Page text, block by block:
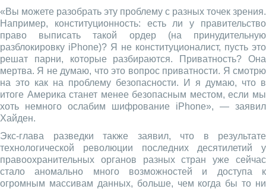
«Вы можете разобрать эту проблему с разных точек зрения.
Например, конституционность: есть ли у правительство
право выписать такой ордер (на принудительную
разблокировку iPhone)? Я не конституционалист, пусть это
решат парни, которые разбираются. Приватность? Она
мертва. Я не думаю, что это вопрос приватности. Я смотрю
на это как на проблему безопасности. И я думаю, что в
итоге Америка станет менее безопасным местом, если мы
хоть немного ослабим шифрование iPhone», — заявил
Хайден.
Экс-глава разведки также заявил, что в результате
технологической революции последних десятилетий у
правоохранительных органов разных стран уже сейчас
стало аномально много возможностей и доступа к
огромным массивам данных, больше, чем когда бы то ни